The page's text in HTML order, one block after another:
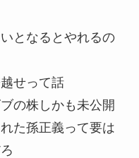
となるとやれるの
せって話
の株しかも未公開
た孫正義って要は